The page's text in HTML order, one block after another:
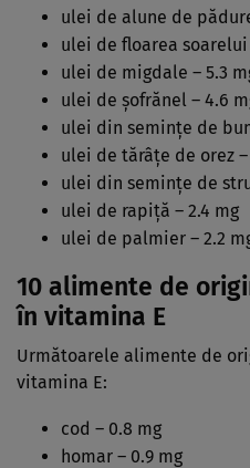
ulei de alune de
ulei de floarea soarelui
ulei de migdale – 5.3
ulei de șofrănel – 4.6
ulei din semințe de
ulei de tărâțe de orez –
ulei din semințe de
ulei de rapiță – 2.4 mg
ulei de palmier – 2.2
10 alimente de
în vitamina E
Următoarele alimente de
vitamina E:
cod – 0.8 mg
homar – 0.9 mg